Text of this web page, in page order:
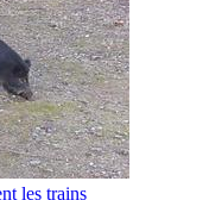
les trains